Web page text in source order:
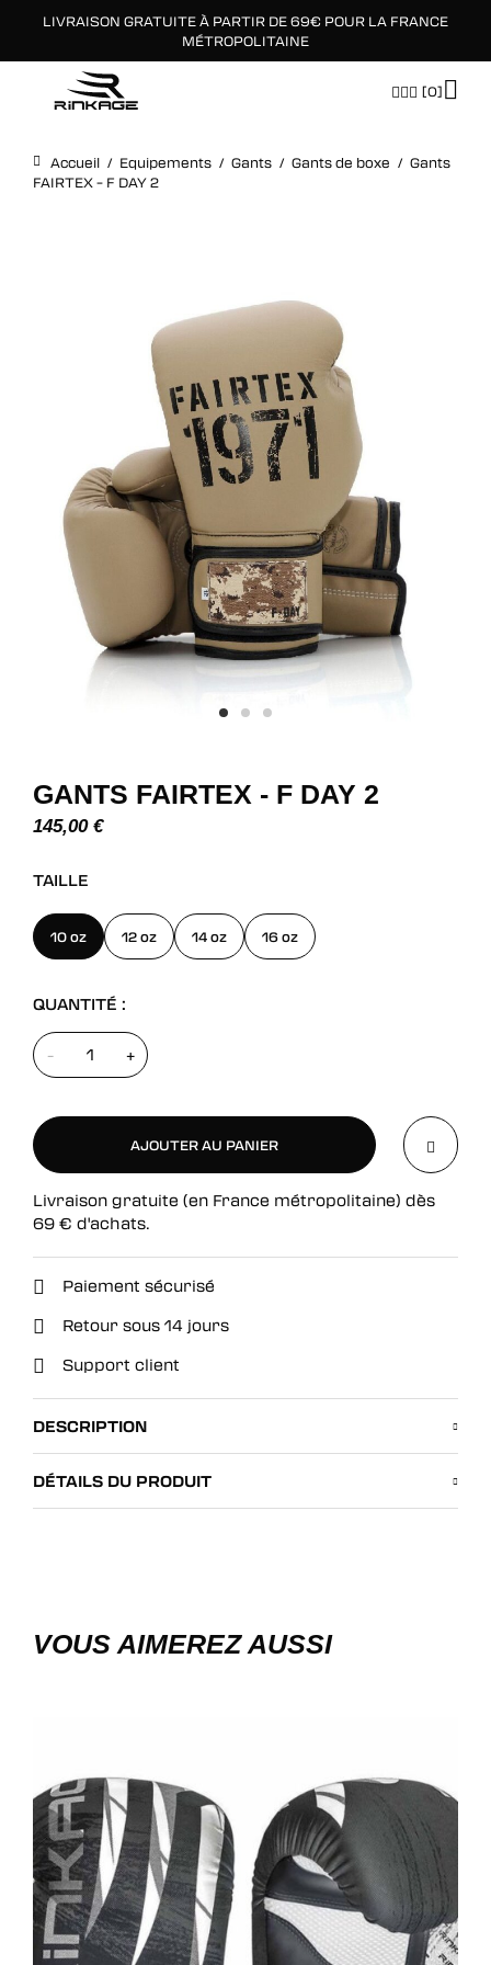
LIVRAISON GRATUITE À PARTIR DE 69€ POUR LA FRANCE
MÉTROPOLITAINE
[0]
Accueil / Equipements / Gants / Gants de boxe / Gants
FAIRTEX – F DAY 2
GANTS FAIRTEX - F DAY 2
145,00 €
TAILLE
10 oz 12 oz 14 oz 16 oz
QUANTITÉ :
- +
AJOUTER AU PANIER
AJOUTER AU PANIER
Livraison gratuite (en France métropolitaine) dès
69 € d'achats.
Paiement sécurisé
Retour sous 14 jours
Support client
DESCRIPTION
DÉTAILS DU PRODUIT
VOUS AIMEREZ AUSSI